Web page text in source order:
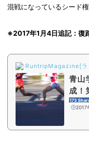
混戦になっているシード
※2017年1月4日追記：復
RuntripMagazine[ラ
青山
成！
173
2017